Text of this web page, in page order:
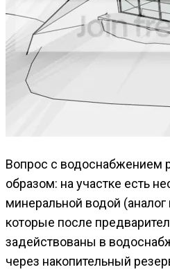
Вопрос с
образом: на участке есть
минеральной водой
которые после
задействованы в
через накопительный